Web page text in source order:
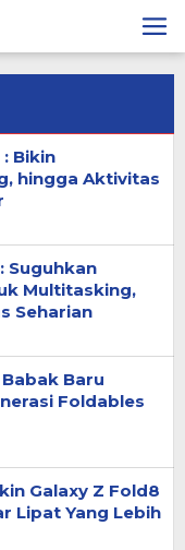
Bikin
hingga Aktivitas
Suguhkan
Multitasking,
Seharian
Baru
Foldables
Galaxy Z Fold8
Lipat Yang Lebih